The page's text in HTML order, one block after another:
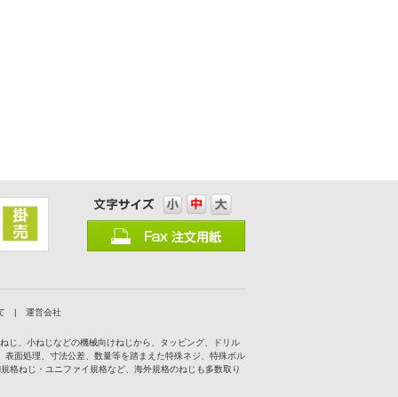
|
運営会社
じ、小ねじなどの機械向けねじから、タッピング、ドリル
面処理、寸法公差、数量等を踏まえた特殊ネジ、特殊ボル
格ねじ・ユニファイ規格など、海外規格のねじも多数取り